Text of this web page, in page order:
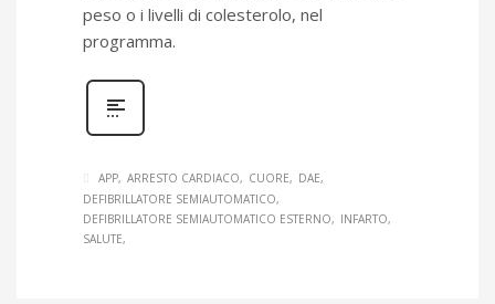
peso o i livelli di colesterolo, nel
programma.
APP ARRESTO CARDIACO CUORE
DAE
DEFIBRILLATORE SEMIAUTOMATICO
DEFIBRILLATORE SEMIAUTOMATICO ESTERNO
INFARTO
SALUTE